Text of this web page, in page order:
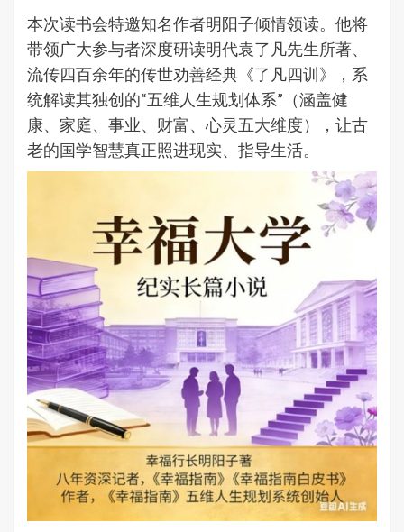
本次读书会特邀知名作者明阳子倾情领读。他将
带领广大参与者深度研读明代袁了凡先生所著、
流传四百余年的传世劝善经典《了凡四训》，系
统解读其独创的“五维人生规划体系”（涵盖健
康、家庭、事业、财富、心灵五大维度），让古
老的国学智慧真正照进现实、指导生活。